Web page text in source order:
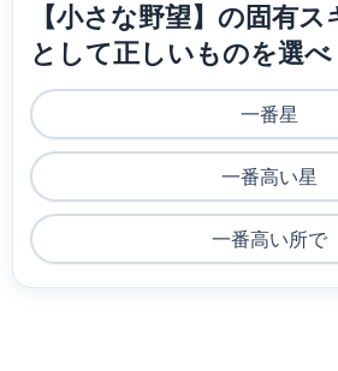
【小さな野望】の固有
として正しいものを選べ
一番星
一番高い星
一番高い所で